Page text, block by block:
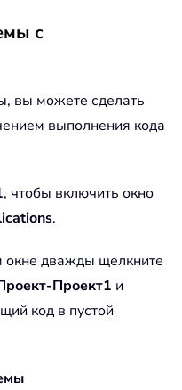
с
вы можете сделать
выполнения кода
, чтобы включить окно
.
окне дважды щелкните
Проект1 и
код в пустой